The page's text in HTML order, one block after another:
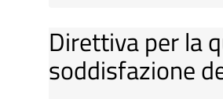
Direttiva per la
soddisfazione